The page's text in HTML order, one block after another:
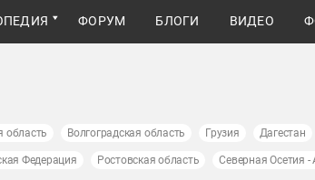
ФОРУМ БЛОГИ ВИДЕО
область Волгоградская область Грузия Дагестан
Федерация Ростовская область Северная Осетия -